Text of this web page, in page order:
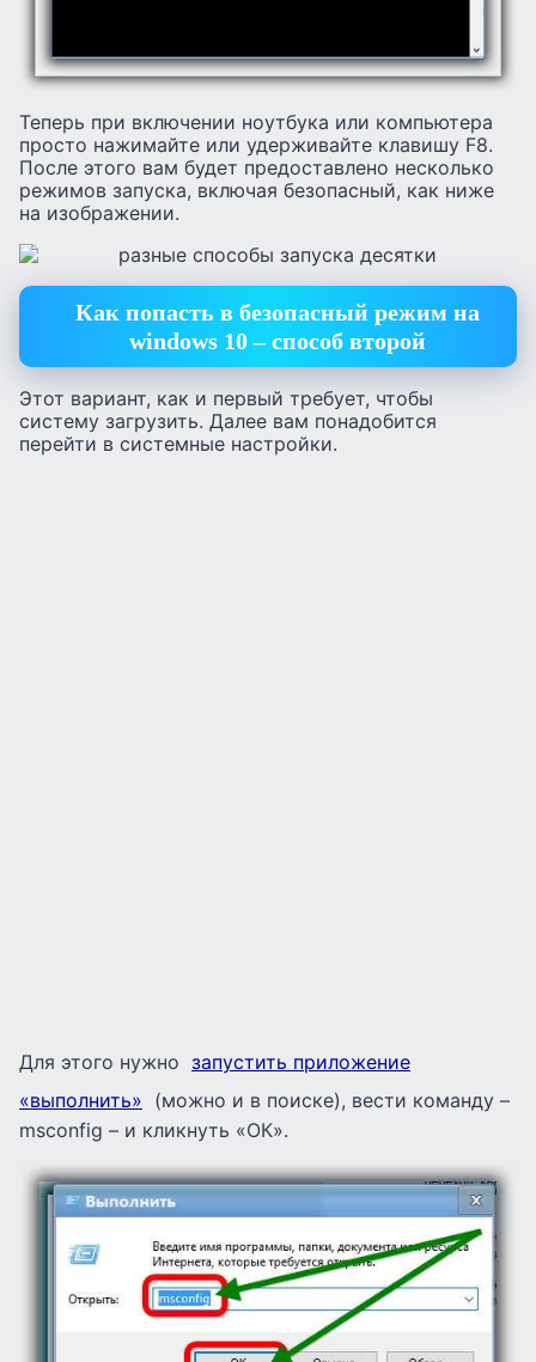
Теперь при включении ноутбука или компьютера
просто нажимайте или удерживайте клавишу F8.
После этого вам будет предоставлено несколько
режимов запуска, включая безопасный, как ниже
на изображении.
Как попасть в безопасный режим на
windows 10 – способ второй
Этот вариант, как и первый требует, чтобы
систему загрузить. Далее вам понадобится
перейти в системные настройки.
Для этого нужно запустить приложение
«выполнить» (можно и в поиске), вести команду –
msconfig – и кликнуть «ОК».